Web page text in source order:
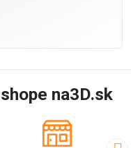
na3D.sk